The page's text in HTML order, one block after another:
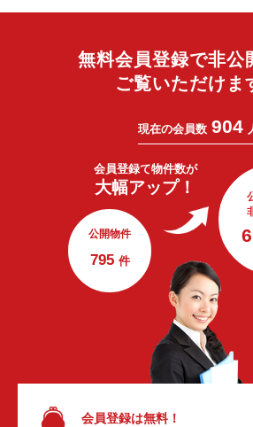
無料会員登録で非公
ご覧いただけま
現在の会員数 904
会員登録で物件数が
大幅アップ！
公開物件
795 件
会員登録は無料！